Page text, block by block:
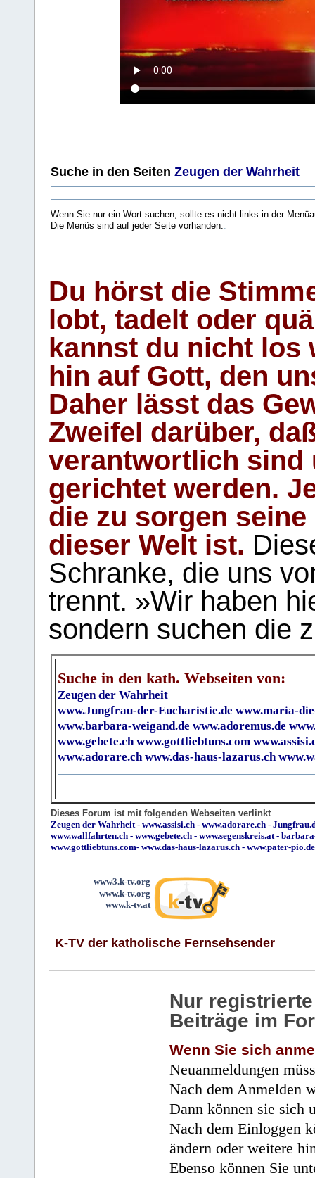
Suche in den Seiten Zeugen der Wahrheit
Wenn Sie nur ein Wort suchen, sollte es nicht links in der
Die Menüs sind auf jeder Seite vorhanden.
Du hörst die
lobt, tadelt oder
kannst du nicht los
hin auf Gott, den
Daher lässt das
Zweifel darüber,
verantwortlich sind
gerichtet werden.
die zu sorgen
dieser Welt ist.
Schranke, die uns
trennt. »Wir haben
sondern suchen die
Suche in den kath. Webseiten von:
Zeugen der Wahrheit
www.Jungfrau-der-Eucharistie.de www.maria-
www.barbara-weigand.de www.adoremus.de
www.gebete.ch www.gottliebtuns.com
www.adorare.ch www.das-haus-lazarus.ch
Dieses Forum ist mit folgenden Webseiten verlinkt
Zeugen der Wahrheit - www.assisi.ch - www.adorare.ch -
www.wallfahrten.ch - www.gebete.ch - www.segenskreis.at -
www.gottliebtuns.com- www.das-haus-lazarus.ch - www.pater-pio.de
www3.k-tv.org
www.k-tv.org
www.k-tv.at
K-TV der katholische Fernsehsender
Nur
Beiträge im
Wenn Sie sich
Neuanmeldungen
Nach dem Anmelden
Dann können sie sich
Nach dem Einloggen
ändern oder weitere
Ebenso können Sie